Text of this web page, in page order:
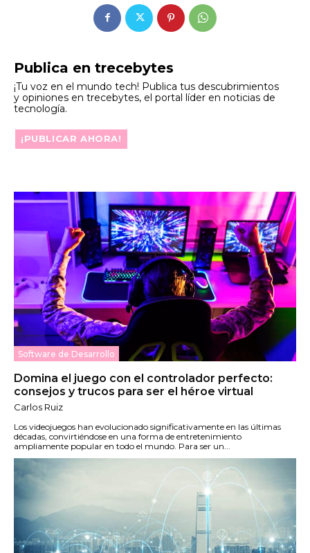
Publica en trecebytes
¡Tu voz en el mundo tech! Publica tus descubrimientos
y opiniones en trecebytes, el portal líder en noticias de
tecnología.
¡PUBLICAR AHORA!
Software de Desarrollo
Domina el juego con el controlador perfecto:
consejos y trucos para ser el héroe virtual
Carlos Ruiz
Los videojuegos han evolucionado significativamente en las últimas
décadas, convirtiéndose en una forma de entretenimiento
ampliamente popular en todo el mundo. Para ser un...